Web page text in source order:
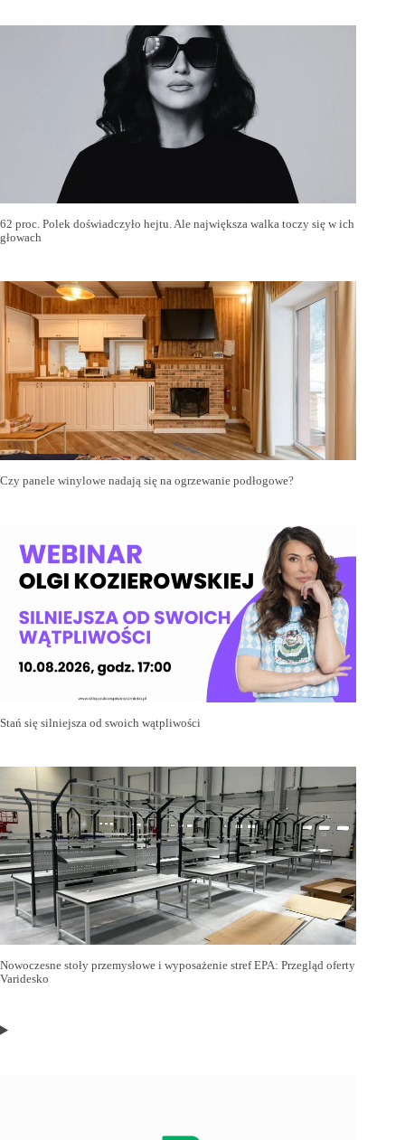
62 proc. Polek doświadczyło hejtu. Ale największa walka toczy się w ich
głowach
Czy panele winylowe nadają się na ogrzewanie podłogowe?
Stań się silniejsza od swoich wątpliwości
Nowoczesne stoły przemysłowe i wyposażenie stref EPA: Przegląd oferty
Varidesko